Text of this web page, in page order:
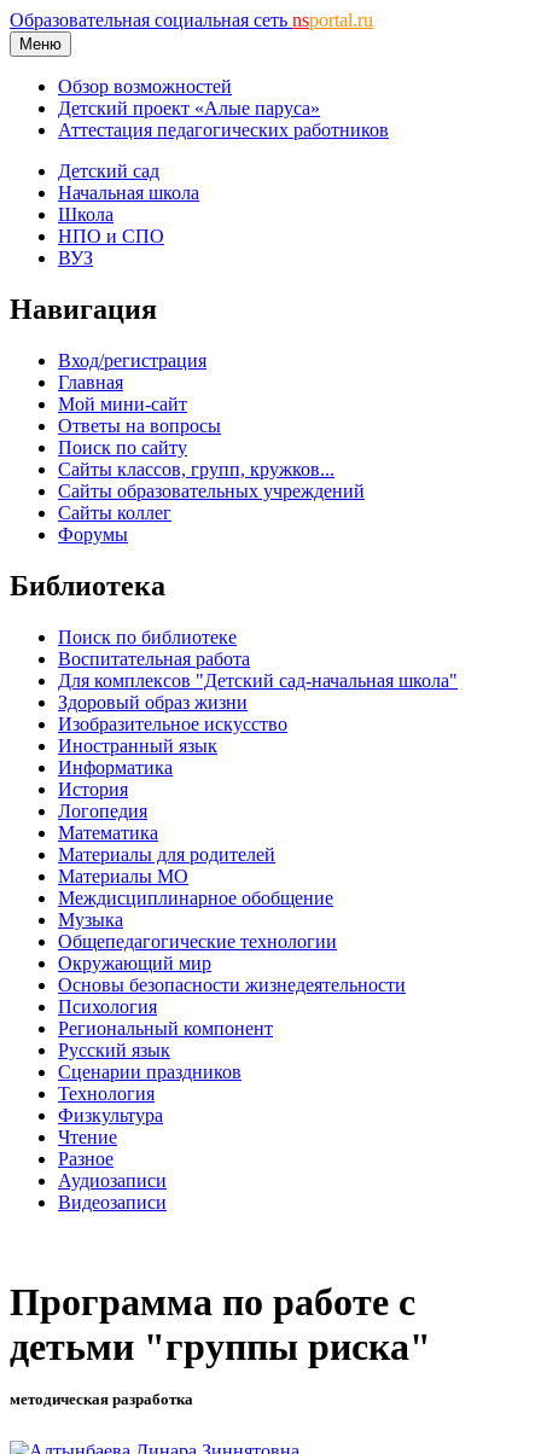
Образовательная социальная сеть nsportal.ru
Меню
Обзор возможностей
Детский проект «Алые паруса»
Аттестация педагогических работников
Детский сад
Начальная школа
Школа
НПО и СПО
ВУЗ
Навигация
Вход/регистрация
Главная
Мой мини-сайт
Ответы на вопросы
Поиск по сайту
Сайты классов, групп, кружков...
Сайты образовательных учреждений
Сайты коллег
Форумы
Библиотека
Поиск по библиотеке
Воспитательная работа
Для комплексов "Детский сад-начальная школа"
Здоровый образ жизни
Изобразительное искусство
Иностранный язык
Информатика
История
Логопедия
Математика
Материалы для родителей
Материалы МО
Междисциплинарное обобщение
Музыка
Общепедагогические технологии
Окружающий мир
Основы безопасности жизнедеятельности
Психология
Региональный компонент
Русский язык
Сценарии праздников
Технология
Физкультура
Чтение
Разное
Аудиозаписи
Видеозаписи
Программа по работе с
детьми "группы риска"
методическая разработка